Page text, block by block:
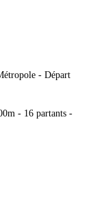
- Départ
- 16 partants -